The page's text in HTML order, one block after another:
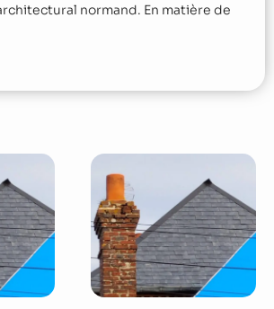
normand. En matière de